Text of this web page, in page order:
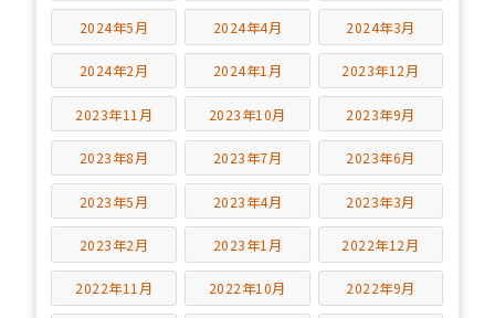
2024年5月 2024年4月 2024年3月
2024年2月 2024年1月 2023年12月
2023年11月 2023年10月 2023年9月
2023年8月 2023年7月 2023年6月
2023年5月 2023年4月 2023年3月
2023年2月 2023年1月 2022年12月
2022年11月 2022年10月 2022年9月